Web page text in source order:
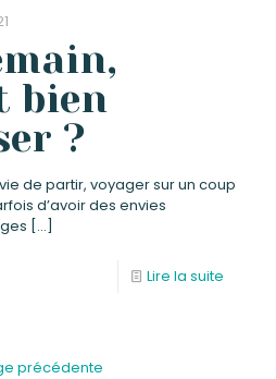
bien
?
de partir, voyager sur un coup
d’avoir des envies
[…]
Lire la suite
précédente